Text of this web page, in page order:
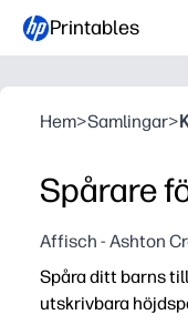
Printables
Hem>Samlingar>
Spårare
Affisch - Ashton
Spåra ditt barns
utskrivbara